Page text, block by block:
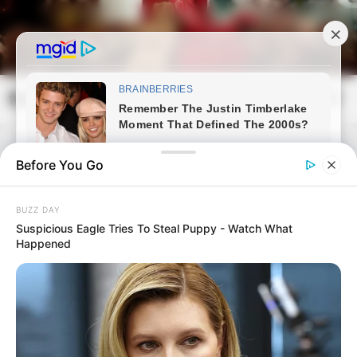
Skip
to
content
frissvilag.com
Open
Search
Before You Go
BUZZ DAY
Suspicious Eagle Tries To Steal Puppy - Watch What
Happened